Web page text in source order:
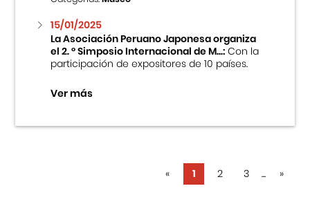
15/01/2025
La Asociación Peruano Japonesa organiza
el 2. ° Simposio Internacional de M...:Con la
participación de expositores de 10 países.
Ver más
« 1 2 3 ... »